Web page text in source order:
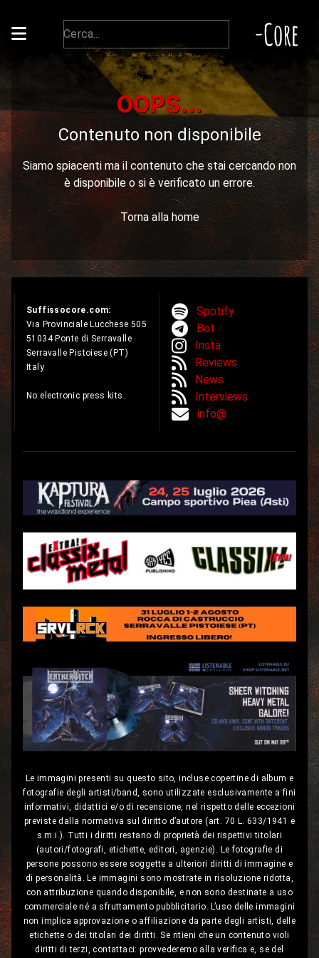
-Core
OOPS...
Contenuto non disponibile
Siamo spiacenti ma il contenuto che stai cercando non
è disponibile o si è verificato un errore.
Torna alla home
Suffissocore.com:
Via Provinciale Lucchese 505
51034 Ponte di Serravalle
Serravalle Pistoiese (PT)
Italy
No electronic press kits.
Spotify
Bot
Insta
Reviews
News
Interviews
info@
Le immagini presenti su questo sito, incluse copertine di album e
fotografie degli artisti/band, sono utilizzate esclusivamente a fini
informativi, didattici e/o di recensione, nel rispetto delle eccezioni
previste dalla normativa sul diritto d’autore (art. 70 L. 633/1941 e
s.m.i.). Tutti i diritti restano di proprietà dei rispettivi titolari
(autori/fotografi, etichette, editori, agenzie). Le fotografie di
persone possono essere soggette a ulteriori diritti di immagine e
di personalità. Le immagini sono mostrate in risoluzione ridotta,
con attribuzione quando disponibile, e non sono destinate a uso
commerciale né a sfruttamento pubblicitario. L’uso delle immagini
non implica approvazione o affiliazione da parte degli artisti, delle
etichette o dei titolari dei diritti. Se ritieni che un contenuto violi
diritti di terzi, contattaci: provvederemo alla verifica e, se del